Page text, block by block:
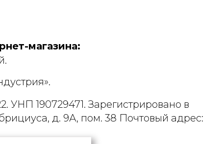
магазина:
УНП 190729471. Зарегистрировано в
д. 9А, пом. 38 Почтовый адрес: